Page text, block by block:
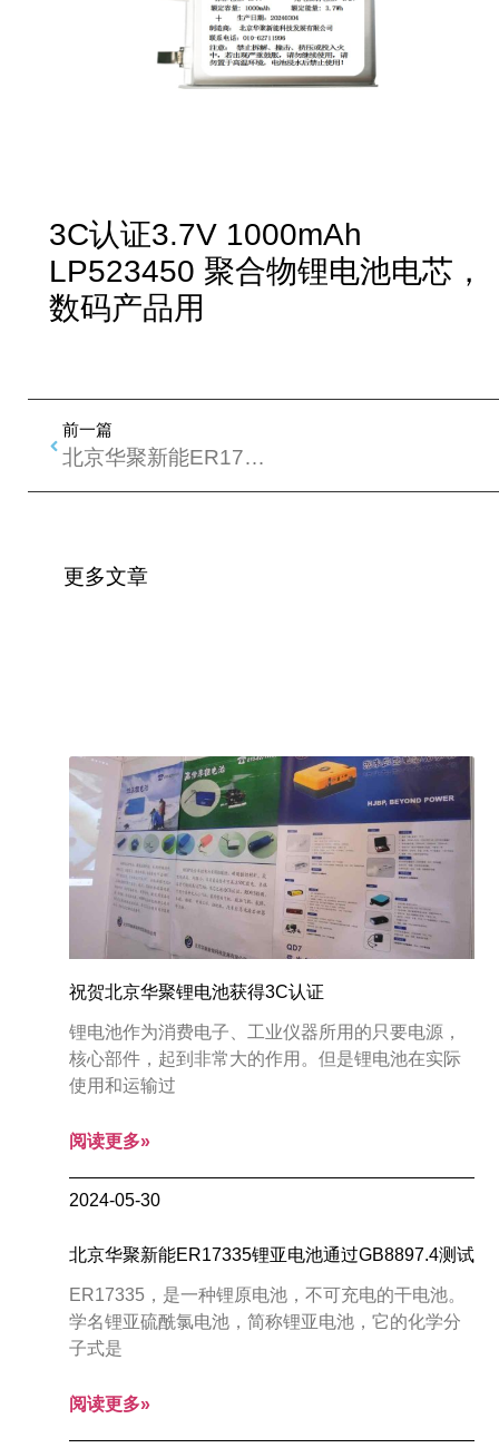
3C认证3.7V 1000mAh
LP523450 聚合物锂电池电芯，
数码产品用
前一篇
北京华聚新能ER17335锂亚电池通过GB8897.4测试
更多文章
祝贺北京华聚锂电池获得3C认证
锂电池作为消费电子、工业仪器所用的只要电源，
核心部件，起到非常大的作用。但是锂电池在实际
使用和运输过
阅读更多»
2024-05-30
北京华聚新能ER17335锂亚电池通过GB8897.4测试
ER17335，是一种锂原电池，不可充电的干电池。
学名锂亚硫酰氯电池，简称锂亚电池，它的化学分
子式是
阅读更多»